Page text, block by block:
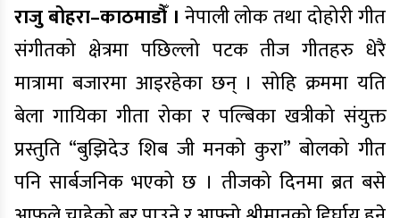
राजु बोहरा–काठमाडौँ । नेपाली लोक तथा दोहोरी गीत
संगीतको क्षेत्रमा पछिल्लो पटक तीज गीतहरु धेरै
मात्रामा बजारमा आइरहेका छन् । सोहि क्रममा यति
बेला गायिका गीता रोका र पल्बिका खत्रीको संयुक्त
प्रस्तुति “बुझिदेउ शिब जी मनको कुरा” बोलको गीत
पनि सार्बजनिक भएको छ । तीजको दिनमा ब्रत बसे